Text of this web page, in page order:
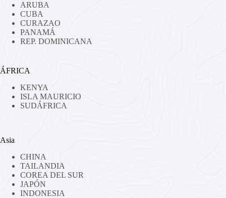
ARUBA
CUBA
CURAZAO
PANAMÁ
REP. DOMINICANA
ÁFRICA
KENYA
ISLA MAURICIO
SUDÁFRICA
Asia
CHINA
TAILANDIA
COREA DEL SUR
JAPÓN
INDONESIA